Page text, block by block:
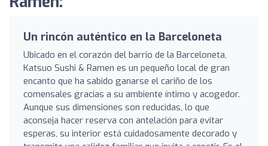
Un rincón auténtico en la Barceloneta
Ubicado en el corazón del barrio de la Barceloneta,
Katsuo Sushi & Ramen es un pequeño local de gran
encanto que ha sabido ganarse el cariño de los
comensales gracias a su ambiente íntimo y acogedor.
Aunque sus dimensiones son reducidas, lo que
aconseja hacer reserva con antelación para evitar
esperas, su interior está cuidadosamente decorado y